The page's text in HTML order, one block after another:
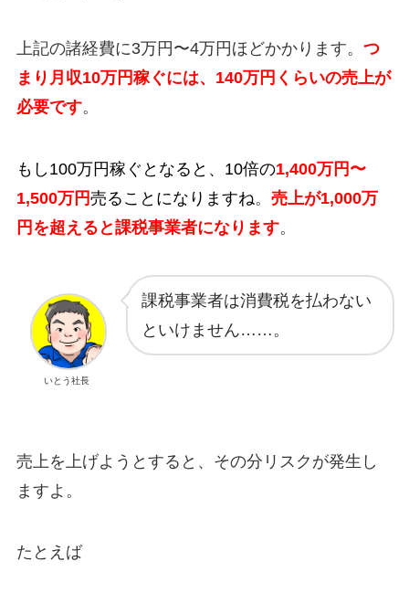
上記の諸経費に3万円〜4万円ほどかかります。 つ
まり月収10万円稼ぐには、140万円くらいの売上が
必要です。
もし100万円稼ぐとなると、10倍の1,400万円〜
1,500万円売ることになりますね。 売上が1,000万
円を超えると課税事業者になります。
課税事業者は消費税を払わない
といけません……。
いとう社長
売上を上げようとすると、その分リスクが発生し
ますよ。
たとえば